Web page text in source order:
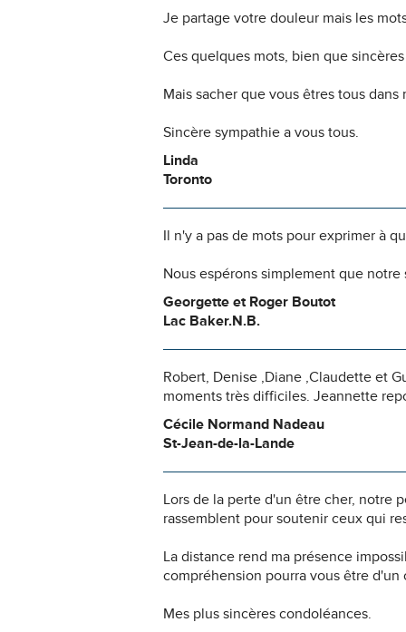
Je partage votre douleur mais les
Ces quelques mots, bien que
Mais sacher que vous êtres tous
Sincère sympathie a vous tous.
Linda
Toronto
Il n'y a pas de mots pour exprimer à
Nous espérons simplement que
Georgette et Roger Boutot
Lac Baker.N.B.
Robert, Denise ,Diane ,Claudette et
moments très difficiles. Jeannette
Cécile Normand Nadeau
St-Jean-de-la-Lande
Lors de la perte d'un être cher, notre
rassemblent pour soutenir ceux qui
La distance rend ma présence
compréhension pourra vous être d'un
Mes plus sincères condoléances.